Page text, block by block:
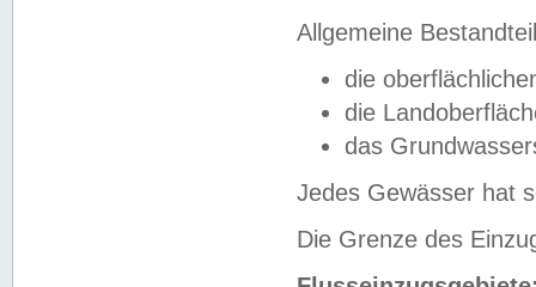
Allgemeine
die
die
das
Jedes Gewässer hat
Die Grenze des